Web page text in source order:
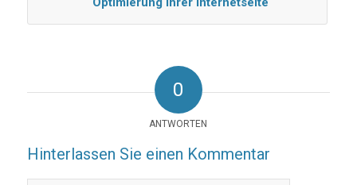
0
ANTWORTEN
Hinterlassen Sie einen Kommentar